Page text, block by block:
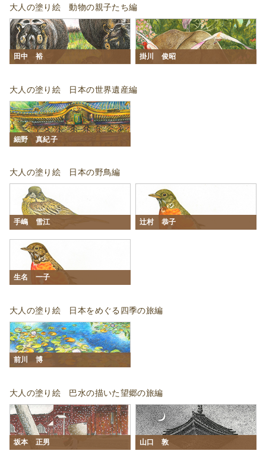
大人の塗り絵 動物の親子たち編
田中 裕 掛川 俊昭
大人の塗り絵 日本の世界遺産編
細野 真紀子
大人の塗り絵 日本の野鳥編
手嶋 雪江 辻󠄀村 恭子
生名 一子
大人の塗り絵 日本をめぐる四季の旅編
前川 博
大人の塗り絵 巴水の描いた望郷の旅編
坂本 正男 山口 敦